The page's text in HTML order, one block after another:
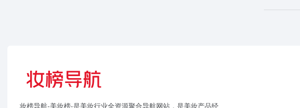
妆榜导航-美妆榜-是美妆行业全资源聚合导航网站，是美妆产品经